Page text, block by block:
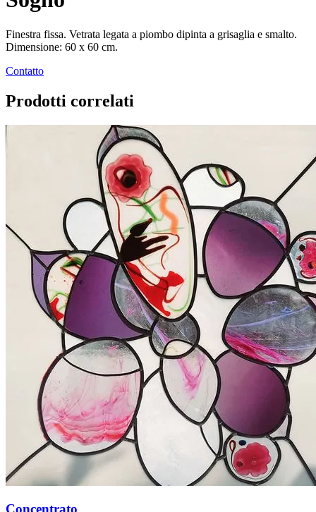
Finestra fissa. Vetrata legata a piombo dipinta a grisaglia e smalto.
Dimensione: 60 x 60 cm.
Contatto
Prodotti correlati
Concentrato